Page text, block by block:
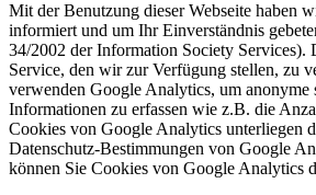
Mit der Benutzung dieser Webseite haben
informiert und um Ihr Einverständnis
34/2002 der Information Society Services).
Service, den wir zur Verfügung stellen, zu
verwenden Google Analytics, um anonyme
Informationen zu erfassen wie z.B. die
Cookies von Google Analytics unterliegen
Datenschutz-Bestimmungen von Google
können Sie Cookies von Google Analytics